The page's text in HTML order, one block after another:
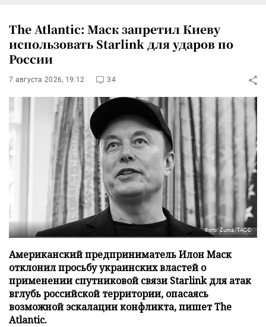
The Atlantic: Маск запретил Киеву
использовать Starlink для ударов по
России
7 августа 2026, 19:12 34
Фото: Zuma/ТАСС
Американский предприниматель Илон Маск
отклонил просьбу украинских властей о
применении спутниковой связи Starlink для атак
вглубь российской территории, опасаясь
возможной эскалации конфликта, пишет The
Atlantic.